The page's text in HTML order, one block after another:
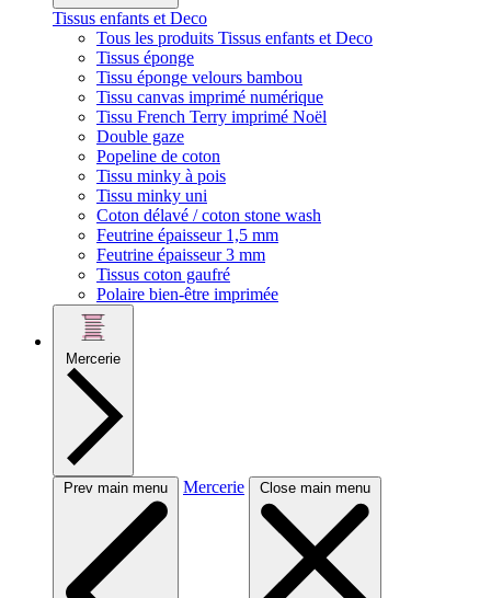
Tissus enfants et Deco
Tous les produits Tissus enfants et Deco
Tissus éponge
Tissu éponge velours bambou
Tissu canvas imprimé numérique
Tissu French Terry imprimé Noël
Double gaze
Popeline de coton
Tissu minky à pois
Tissu minky uni
Coton délavé / coton stone wash
Feutrine épaisseur 1,5 mm
Feutrine épaisseur 3 mm
Tissus coton gaufré
Polaire bien-être imprimée
Mercerie
Prev main menu Mercerie Close main menu